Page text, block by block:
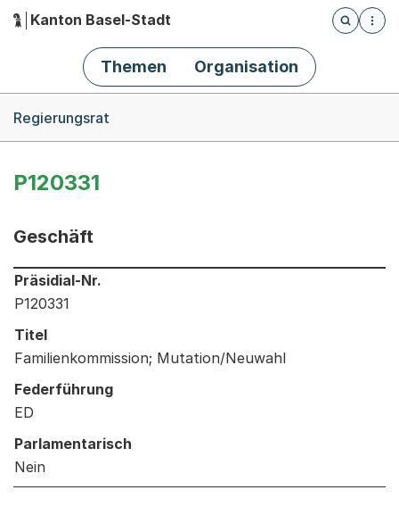
Hauptnavigation
Kanton Basel-Stadt
Öffnet
Themen Organisation
Regierungsrat
P120331
Geschäft
Informationen zum Ausgewählten Geschäft
Präsidial-Nr.
P120331
Titel
Familienkommission; Mutation/Neuwahl
Federführung
ED
Parlamentarisch
Nein